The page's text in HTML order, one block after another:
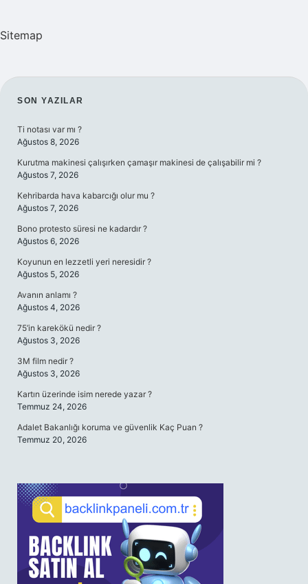
Sitemap
SIDEBAR
SON YAZILAR
Ti notası var mı ?
Ağustos 8, 2026
Kurutma makinesi çalışırken çamaşır makinesi de çalışabilir mi ?
Ağustos 7, 2026
Kehribarda hava kabarcığı olur mu ?
Ağustos 7, 2026
Bono protesto süresi ne kadardır ?
Ağustos 6, 2026
Koyunun en lezzetli yeri neresidir ?
Ağustos 5, 2026
Avanın anlamı ?
Ağustos 4, 2026
75’in karekökü nedir ?
Ağustos 3, 2026
3M film nedir ?
Ağustos 3, 2026
Kartın üzerinde isim nerede yazar ?
Temmuz 24, 2026
Adalet Bakanlığı koruma ve güvenlik Kaç Puan ?
Temmuz 20, 2026